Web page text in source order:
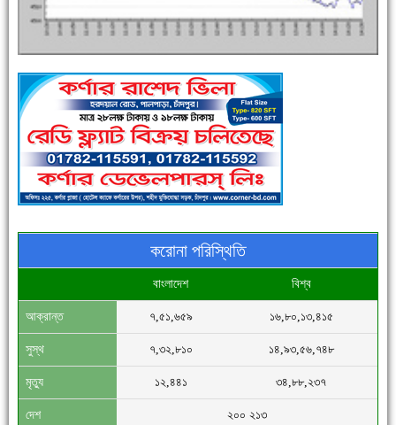
পুলিশ সদস্যদের জন্যে এসপির মৌসুমি ফল উপহার
সিগমা ওয়েল ইন্ডাস্ট্রির মেকানিক ও গ্রাহক সভা
করোনা পরিস্থিতি
বাংলাদেশ বিশ্ব
আক্রান্ত ৭,৫১,৬৫৯ ১৬,৮০,১৩,৪১৫
সুস্থ ৭,৩২,৮১০ ১৪,৯৩,৫৬,৭৪৮
মৃত্যু ১২,৪৪১ ৩৪,৮৮,২৩৭
দেশ ২০০ ২১৩